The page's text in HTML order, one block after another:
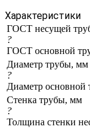
Характеристики
ГОСТ несущей
?
ГОСТ основной
Диаметр трубы, мм
?
Диаметр основной
Стенка трубы, мм
?
Толщина стенки